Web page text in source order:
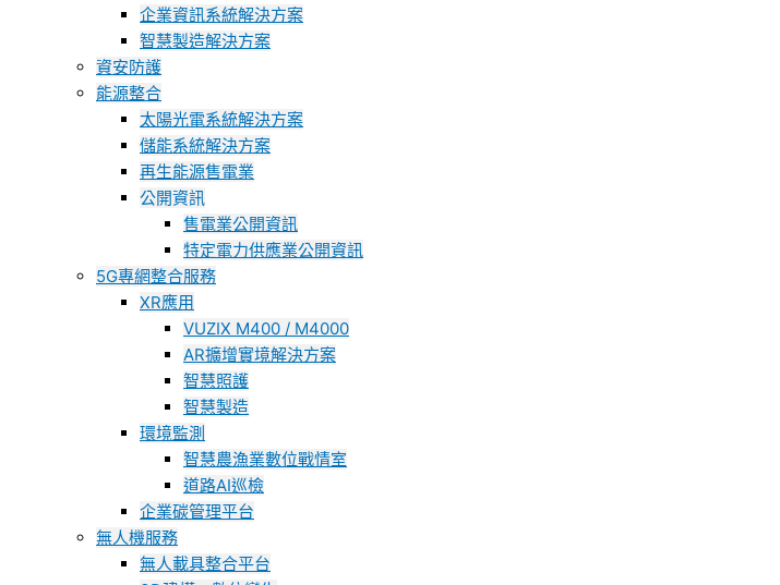
企業資訊系統解決方案
智慧製造解決方案
資安防護
能源整合
太陽光電系統解決方案
儲能系統解決方案
再生能源售電業
公開資訊
售電業公開資訊
特定電力供應業公開資訊
5G專網整合服務
XR應用
VUZIX M400 / M4000
AR擴增實境解決方案
智慧照護
智慧製造
環境監測
智慧農漁業數位戰情室
道路AI巡檢
企業碳管理平台
無人機服務
無人載具整合平台